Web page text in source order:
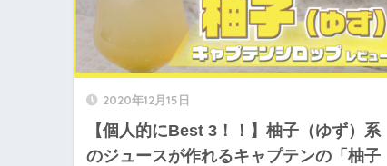
2020年12月15日
【個人的にBest 3！！】柚子（ゆず）系
のジュースが作れるキャプテンの「柚子